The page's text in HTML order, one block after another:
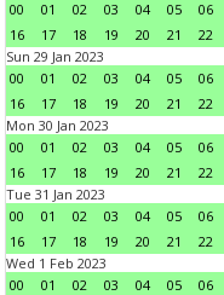
00
01 02 03 04 05 06
16
17 18 19 20 21 22
Sun 29 Jan 2023
00
01 02 03 04 05 06
16
17 18 19 20 21 22
Mon 30 Jan 2023
00
01 02 03 04 05 06
16
17 18 19 20 21 22
Tue 31 Jan 2023
00
01 02 03 04 05 06
16
17 18 19 20 21 22
Wed 1 Feb 2023
00
01 02 03 04 05 06